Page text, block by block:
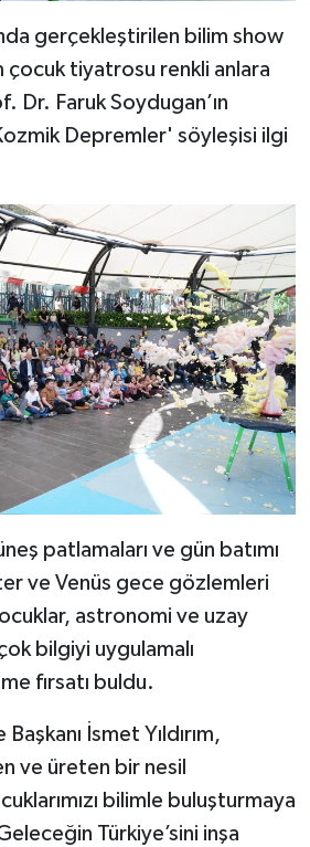
gerçekleştirilen bilim show
tiyatrosu renkli anlara
Dr. Faruk Soydugan’ın
Depremler' söyleşisi ilgi
patlamaları ve gün batımı
ve Venüs gece gözlemleri
astronomi ve uzay
bilgiyi uygulamalı
fırsatı buldu.
İsmet Yıldırım,
ve üreten bir nesil
bilimle buluşturmaya
Türkiye’sini inşa